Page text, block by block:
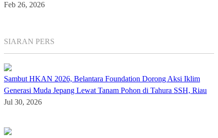
Feb 26, 2026
SIARAN PERS
Sambut HKAN 2026, Belantara Foundation Dorong Aksi Iklim
Generasi Muda Jepang Lewat Tanam Pohon di Tahura SSH, Riau
Jul 30, 2026